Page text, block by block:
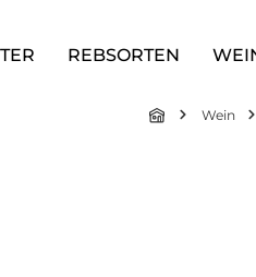
REBSORTEN
Wein